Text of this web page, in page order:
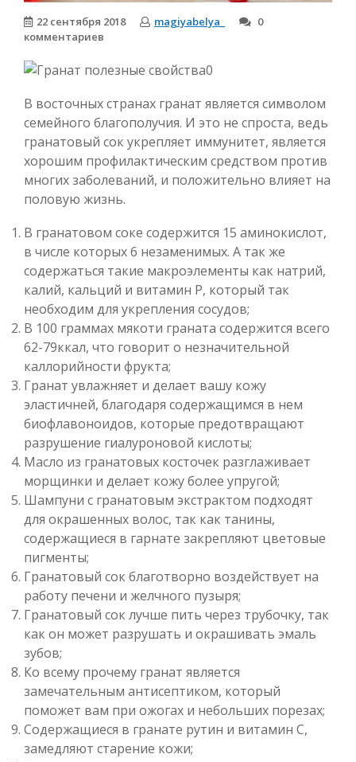
22 сентября 2018 magiyabelya_
0
комментариев
В восточных странах гранат является символом
семейного благополучия. И это не спроста, ведь
гранатовый сок укрепляет иммунитет, является
хорошим профилактическим средством против
многих заболеваний, и положительно влияет на
половую жизнь.
В гранатовом соке содержится 15 аминокислот,
в числе которых 6 незаменимых. А так же
содержаться такие макроэлементы как натрий,
калий, кальций и витамин P, который так
необходим для укрепления сосудов;
В 100 граммах мякоти граната содержится всего
62-79ккал, что говорит о незначительной
каллорийности фрукта;
Гранат увлажняет и делает вашу кожу
эластичней, благодаря содержащимся в нем
биофлавоноидов, которые предотвращают
разрушение гиалуроновой кислоты;
Масло из гранатовых косточек разглаживает
морщинки и делает кожу более упругой;
Шампуни с гранатовым экстрактом подходят
для окрашенных волос, так как танины,
содержащиеся в гарнате закрепляют цветовые
пигменты;
Гранатовый сок благотворно воздействует на
работу печени и желчного пузыря;
Гранатовый сок лучше пить через трубочку, так
как он может разрушать и окрашивать эмаль
зубов;
Ко всему прочему гранат является
замечательным антисептиком, который
поможет вам при ожогах и небольших порезах;
Содержащиеся в гранате рутин и витамин C,
замедляют старение кожи;